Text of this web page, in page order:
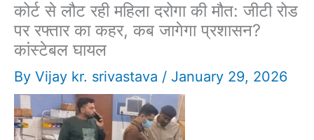
कोर्ट से लौट रही महिला दरोगा की मौत: जीटी रोड
पर रफ्तार का कहर, कब जागेगा प्रशासन?
कांस्टेबल घायल
By Vijay kr. srivastava / January 29, 2026